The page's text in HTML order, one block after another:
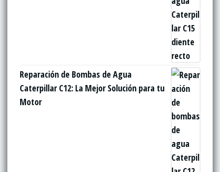
Reparación de Bombas de Agua
Caterpillar C12: La Mejor Solución para tu
Motor